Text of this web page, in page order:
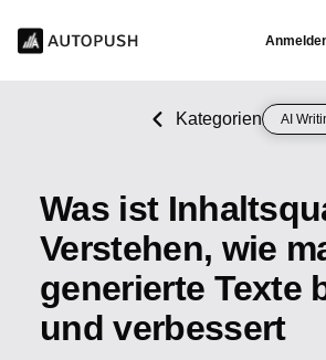
Kategorien AI
Was ist
Verstehen, wie
generierte Texte
und verbessert